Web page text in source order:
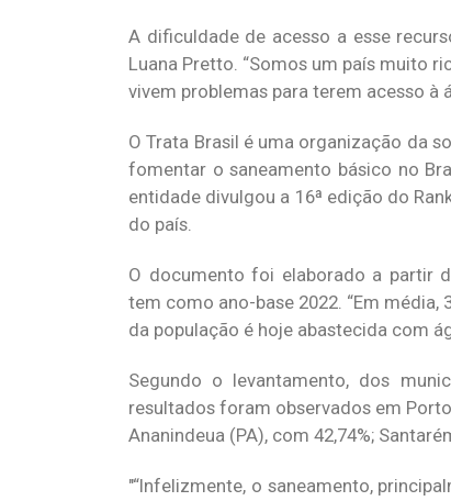
A dificuldade de acesso a esse
Luana Pretto. “Somos um país muito
vivem problemas para terem acesso à
O Trata Brasil é uma organização da
fomentar o saneamento básico no
entidade divulgou a 16ª edição do
do país.
O documento foi elaborado a partir
tem como ano-base 2022. “Em média,
da população é hoje abastecida com
Segundo o levantamento, dos
resultados foram observados em
Ananindeua (PA), com 42,74%;
“Infelizmente, o saneamento,